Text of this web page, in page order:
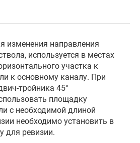
изменения направления
используется в местах
участка к
к основному каналу. При
тройника 45°
площадку
с необходимой длиной
необходимо установить в
для ревизии.